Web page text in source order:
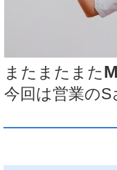
またまたまた
今回は営業のS